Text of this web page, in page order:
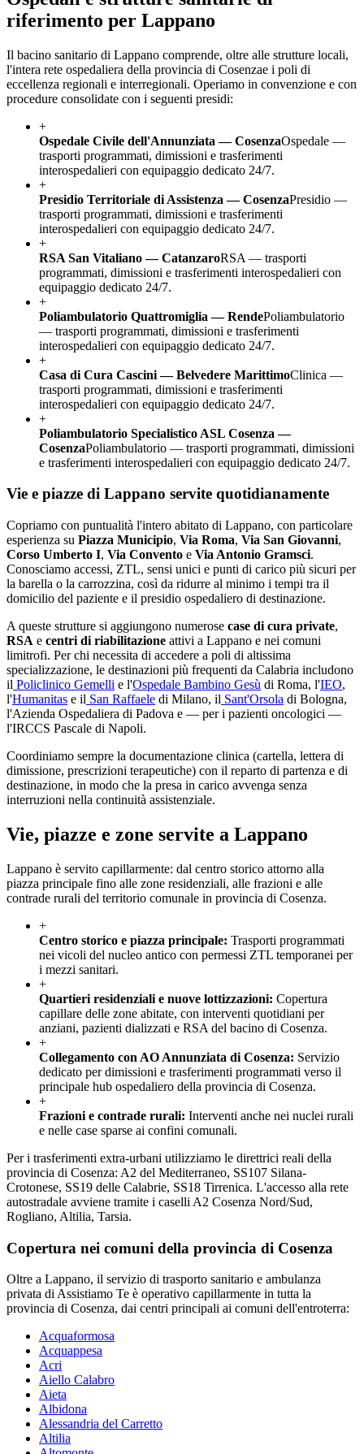
riferimento per Lappano
Il bacino sanitario di Lappano comprende, oltre alle strutture locali,
l'intera rete ospedaliera della provincia di Cosenzae i poli di
eccellenza regionali e interregionali. Operiamo in convenzione e con
procedure consolidate con i seguenti presidi:
+
Ospedale Civile dell'Annunziata — CosenzaOspedale —
trasporti programmati, dimissioni e trasferimenti
interospedalieri con equipaggio dedicato 24/7.
+
Presidio Territoriale di Assistenza — CosenzaPresidio —
trasporti programmati, dimissioni e trasferimenti
interospedalieri con equipaggio dedicato 24/7.
+
RSA San Vitaliano — CatanzaroRSA — trasporti
programmati, dimissioni e trasferimenti interospedalieri con
equipaggio dedicato 24/7.
+
Poliambulatorio Quattromiglia — RendePoliambulatorio
— trasporti programmati, dimissioni e trasferimenti
interospedalieri con equipaggio dedicato 24/7.
+
Casa di Cura Cascini — Belvedere MarittimoClinica —
trasporti programmati, dimissioni e trasferimenti
interospedalieri con equipaggio dedicato 24/7.
+
Poliambulatorio Specialistico ASL Cosenza —
CosenzaPoliambulatorio — trasporti programmati, dimissioni
e trasferimenti interospedalieri con equipaggio dedicato 24/7.
Vie e piazze di Lappano servite quotidianamente
Copriamo con puntualità l'intero abitato di Lappano, con particolare
esperienza su Piazza Municipio, Via Roma, Via San Giovanni,
Corso Umberto I, Via Convento e Via Antonio Gramsci.
Conosciamo accessi, ZTL, sensi unici e punti di carico più sicuri per
la barella o la carrozzina, così da ridurre al minimo i tempi tra il
domicilio del paziente e il presidio ospedaliero di destinazione.
A queste strutture si aggiungono numerose case di cura private,
RSA e centri di riabilitazione attivi a Lappano e nei comuni
limitrofi. Per chi necessita di accedere a poli di altissima
specializzazione, le destinazioni più frequenti da Calabria includono
il Policlinico Gemelli e l'Ospedale Bambino Gesù di Roma, l'IEO,
l'Humanitas e il San Raffaele di Milano, il Sant'Orsola di Bologna,
l'Azienda Ospedaliera di Padova e — per i pazienti oncologici —
l'IRCCS Pascale di Napoli.
Coordiniamo sempre la documentazione clinica (cartella, lettera di
dimissione, prescrizioni terapeutiche) con il reparto di partenza e di
destinazione, in modo che la presa in carico avvenga senza
interruzioni nella continuità assistenziale.
Vie, piazze e zone servite a Lappano
Lappano è servito capillarmente: dal centro storico attorno alla
piazza principale fino alle zone residenziali, alle frazioni e alle
contrade rurali del territorio comunale in provincia di Cosenza.
+
Centro storico e piazza principale: Trasporti programmati
nei vicoli del nucleo antico con permessi ZTL temporanei per
i mezzi sanitari.
+
Quartieri residenziali e nuove lottizzazioni: Copertura
capillare delle zone abitate, con interventi quotidiani per
anziani, pazienti dializzati e RSA del bacino di Cosenza.
+
Collegamento con AO Annunziata di Cosenza: Servizio
dedicato per dimissioni e trasferimenti programmati verso il
principale hub ospedaliero della provincia di Cosenza.
+
Frazioni e contrade rurali: Interventi anche nei nuclei rurali
e nelle case sparse ai confini comunali.
Per i trasferimenti extra-urbani utilizziamo le direttrici reali della
provincia di Cosenza: A2 del Mediterraneo, SS107 Silana-
Crotonese, SS19 delle Calabrie, SS18 Tirrenica. L'accesso alla rete
autostradale avviene tramite i caselli A2 Cosenza Nord/Sud,
Rogliano, Altilia, Tarsia.
Copertura nei comuni della provincia di Cosenza
Oltre a Lappano, il servizio di trasporto sanitario e ambulanza
privata di Assistiamo Te è operativo capillarmente in tutta la
provincia di Cosenza, dai centri principali ai comuni dell'entroterra:
Acquaformosa
Acquappesa
Acri
Aiello Calabro
Aieta
Albidona
Alessandria del Carretto
Altilia